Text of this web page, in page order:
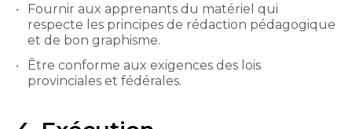
Fournir aux apprenants du matériel qui
respecte les principes de rédaction pédagogique
et de bon graphisme.
Être conforme aux exigences des lois
provinciales et fédérales.